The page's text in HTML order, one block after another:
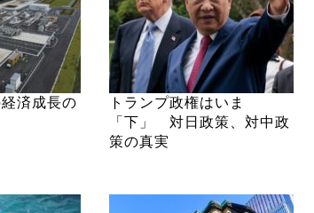
済成長の
トランプ政権はいま
「下」 対日政策、対中政
策の真実